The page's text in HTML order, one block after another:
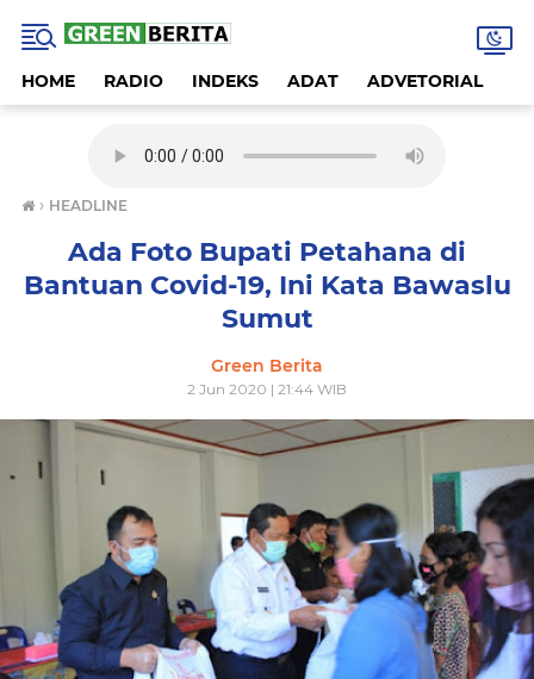
HOME RADIO INDEKS ADAT ADVETORIAL
› HEADLINE
Ada Foto Bupati Petahana di
Bantuan Covid-19, Ini Kata Bawaslu
Sumut
Green Berita
2 Jun 2020 | 21:44 WIB